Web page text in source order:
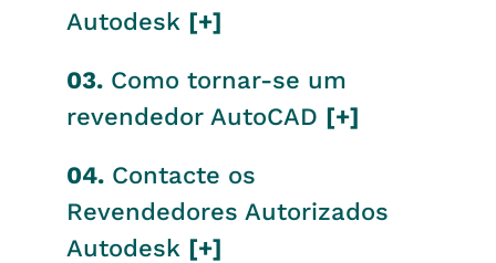
Autodesk [+]
03. Como tornar-se um
revendedor AutoCAD [+]
04. Contacte os
Revendedores Autorizados
Autodesk [+]